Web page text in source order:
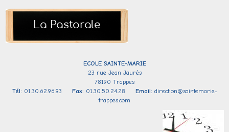
ECOLE SAINTE-MARIE
23 rue Jean Jaurès
78190 Trappes
Tél: 01.30.62.96.93 Fax: 01.30.50.24.28 Email: direction@saintemarie-
trappes.com